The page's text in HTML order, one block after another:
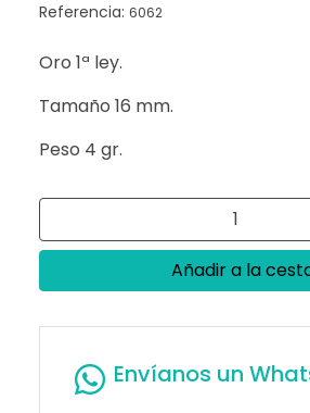
Referencia: 6062
Oro 1ª ley.
Tamaño 16 mm.
Peso 4 gr.
Añadir a la
Envíanos un